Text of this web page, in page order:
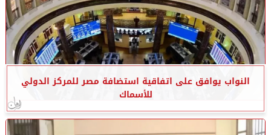
النواب يوافق على اتفاقية استضافة مصر للمركز الدولي
للأسماك